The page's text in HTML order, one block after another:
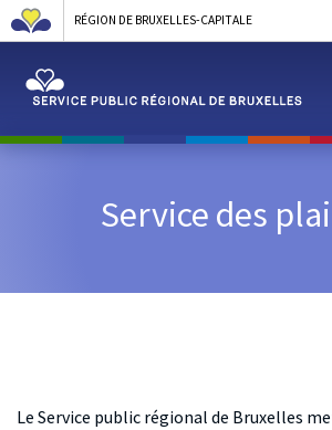
RÉGION DE BRUXELLES-CAPITALE
Service des
Le Service public régional de Bruxelles